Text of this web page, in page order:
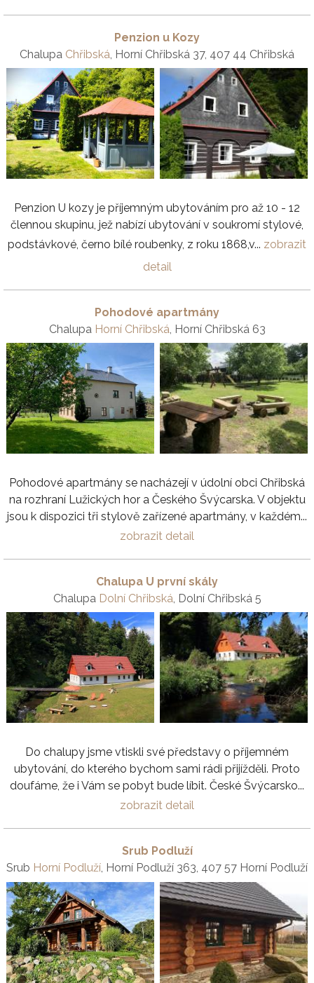
Penzion u Kozy
Chalupa Chřibská, Horní Chřibská 37, 407 44 Chřibská
Penzion U kozy je příjemným ubytováním pro až 10 - 12
člennou skupinu, jež nabízí ubytování v soukromí stylové,
podstávkové, černo bílé roubenky, z roku 1868,v... zobrazit
detail
Pohodové apartmány
Chalupa Horní Chřibská, Horní Chřibská 63
Pohodové apartmány se nacházejí v údolní obci Chřibská
na rozhraní Lužických hor a Českého Švýcarska. V objektu
jsou k dispozici tři stylově zařízené apartmány, v každém...
zobrazit detail
Chalupa U první skály
Chalupa Dolní Chřibská, Dolní Chřibská 5
Do chalupy jsme vtiskli své představy o příjemném
ubytování, do kterého bychom sami rádi přijížděli. Proto
doufáme, že i Vám se pobyt bude líbit. České Švýcarsko...
zobrazit detail
Srub Podluží
Srub Horní Podluží, Horní Podluží 363, 407 57 Horní Podluží